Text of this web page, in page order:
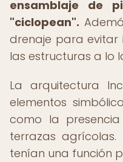
ensamblaje de
"ciclopean".
drenaje para evitar
las estructuras a lo
La arquitectura
elementos
como la
terrazas agrícolas.
tenían una función